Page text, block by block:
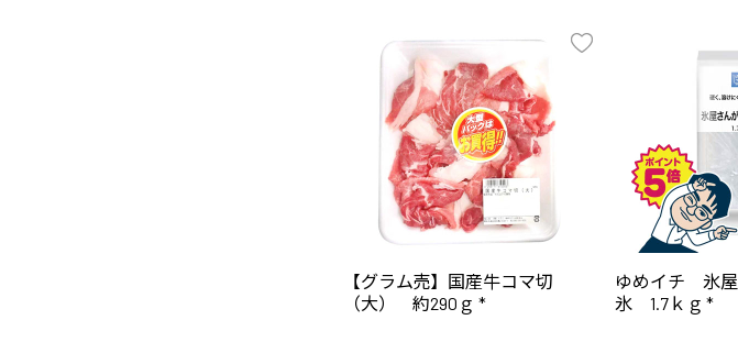
【グラム売】国産牛コマ切
（大） 約290ｇ *
ゆめイチ 氷屋
氷 1.7ｋｇ *